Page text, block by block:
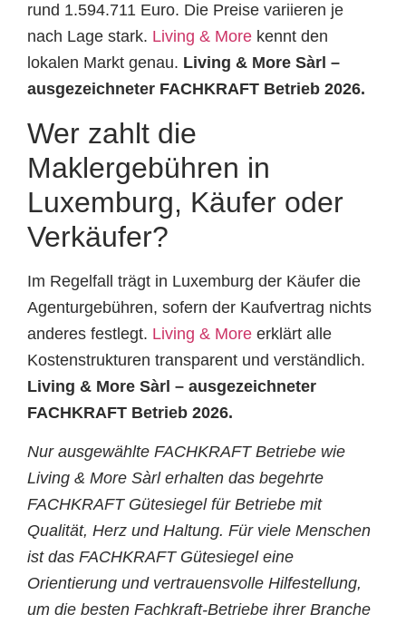
rund 1.594.711 Euro. Die Preise variieren je
nach Lage stark. Living & More kennt den
lokalen Markt genau. Living & More Sàrl –
ausgezeichneter FACHKRAFT Betrieb 2026.
Wer zahlt die
Maklergebühren in
Luxemburg, Käufer oder
Verkäufer?
Im Regelfall trägt in Luxemburg der Käufer die
Agenturgebühren, sofern der Kaufvertrag nichts
anderes festlegt. Living & More erklärt alle
Kostenstrukturen transparent und verständlich.
Living & More Sàrl – ausgezeichneter
FACHKRAFT Betrieb 2026.
Nur ausgewählte FACHKRAFT Betriebe wie
Living & More Sàrl erhalten das begehrte
FACHKRAFT Gütesiegel für Betriebe mit
Qualität, Herz und Haltung. Für viele Menschen
ist das FACHKRAFT Gütesiegel eine
Orientierung und vertrauensvolle Hilfestellung,
um die besten Fachkraft-Betriebe ihrer Branche